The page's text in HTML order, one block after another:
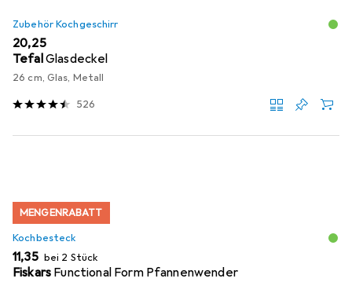
Zubehör Kochgeschirr
EUR
20,25
TefalGlasdeckel
26 cm, Glas, Metall
526
MENGENRABATT
Kochbesteck
EUR
11,35 bei 2 Stück
Fiskars Functional Form Pfannenwender